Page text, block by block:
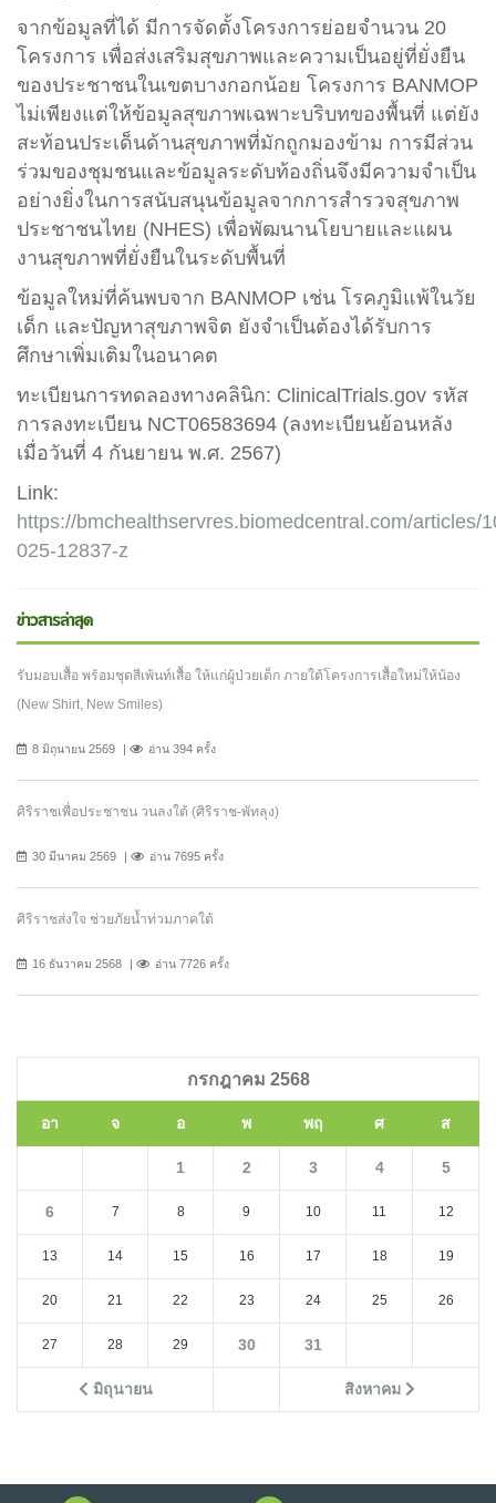
จากข้อมูลที่ได้ มีการจัดตั้งโครงการย่อยจำนวน 20
โครงการ เพื่อส่งเสริมสุขภาพและความเป็นอยู่ที่ยั่งยืน
ของประชาชนในเขตบางกอกน้อย โครงการ BANMOP
ไม่เพียงแต่ให้ข้อมูลสุขภาพเฉพาะบริบทของพื้นที่ แต่ยัง
สะท้อนประเด็นด้านสุขภาพที่มักถูกมองข้าม การมีส่วน
ร่วมของชุมชนและข้อมูลระดับท้องถิ่นจึงมีความจำเป็น
อย่างยิ่งในการสนับสนุนข้อมูลจากการสำรวจสุขภาพ
ประชาชนไทย (NHES) เพื่อพัฒนานโยบายและแผน
งานสุขภาพที่ยั่งยืนในระดับพื้นที่
ข้อมูลใหม่ที่ค้นพบจาก BANMOP เช่น โรคภูมิแพ้ในวัย
เด็ก และปัญหาสุขภาพจิต ยังจำเป็นต้องได้รับการ
ศึกษาเพิ่มเติมในอนาคต
ทะเบียนการทดลองทางคลินิก: ClinicalTrials.gov รหัส
การลงทะเบียน NCT06583694 (ลงทะเบียนย้อนหลัง
เมื่อวันที่ 4 กันยายน พ.ศ. 2567)
Link:
https://bmchealthservres.biomedcentral.com/articles/
025-12837-z
ข่าวสารล่าสุด
รับมอบเสื้อ พร้อมชุดสีเพ้นท์เสื้อ ให้แก่ผู้ป่วยเด็ก ภายใต้โครงการเสื้อใหม่ให้น้อง
(New Shirt, New Smiles)
8 มิถุนายน 2569 อ่าน 394 ครั้ง
ศิริราชเพื่อประชาชน วนลงใต้ (ศิริราช-พัทลุง)
30 มีนาคม 2569 อ่าน 7695 ครั้ง
ศิริราชส่งใจ ช่วยภัยน้ำท่วมภาคใต้
16 ธันวาคม 2568 อ่าน 7726 ครั้ง
กรกฎาคม 2568
อา จ อ พ พฤ ศ ส
มิถุนายน สิงหาคม
1 2 3 4 5
6 7 8 9 10 11 12
13 14 15 16 17 18 19
20 21 22 23 24 25 26
27 28 29 30 31